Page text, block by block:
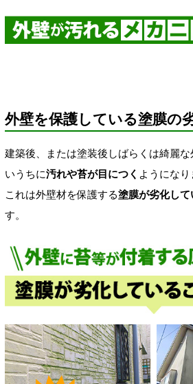
外壁を保護している塗膜の
建築後、または塗装後しばらくは綺麗
いうちに汚れや苔が目につく ようになり
これは外壁材を保護する塗膜が劣化し
す。